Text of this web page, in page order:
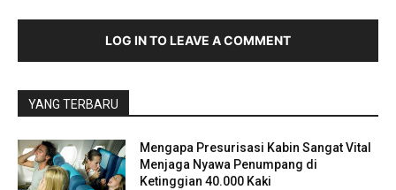
LOG IN TO LEAVE A COMMENT
YANG TERBARU
Mengapa Presurisasi Kabin Sangat Vital
Menjaga Nyawa Penumpang di
Ketinggian 40.000 Kaki